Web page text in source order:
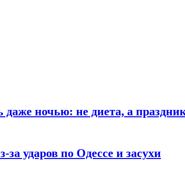
ночью: не диета, а
за ударов по Одессе и засухи